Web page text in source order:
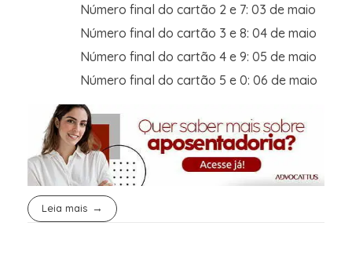
Número final do cartão 2 e 7: 03 de maio
Número final do cartão 3 e 8: 04 de maio
Número final do cartão 4 e 9: 05 de maio
Número final do cartão 5 e 0: 06 de maio
Leia mais